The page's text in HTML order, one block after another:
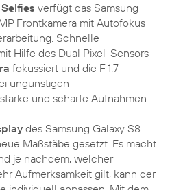
Selfies verfügt das Samsung
Frontkamera mit Autofokus
Schnelle
Hilfe des Dual Pixel-Sensors
fokussiert und die F 1.7-
ungünstigen
und scharfe Aufnahmen.
des Samsung Galaxy S8
Maßstäbe gesetzt. Es macht
je nachdem, welcher
Aufmerksamkeit gilt, kann der